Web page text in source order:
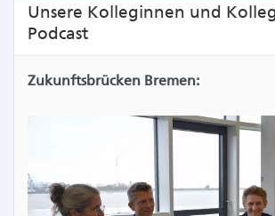
Unsere Kolleginnen und
Podcast
Zukunftsbrücken Bremen: